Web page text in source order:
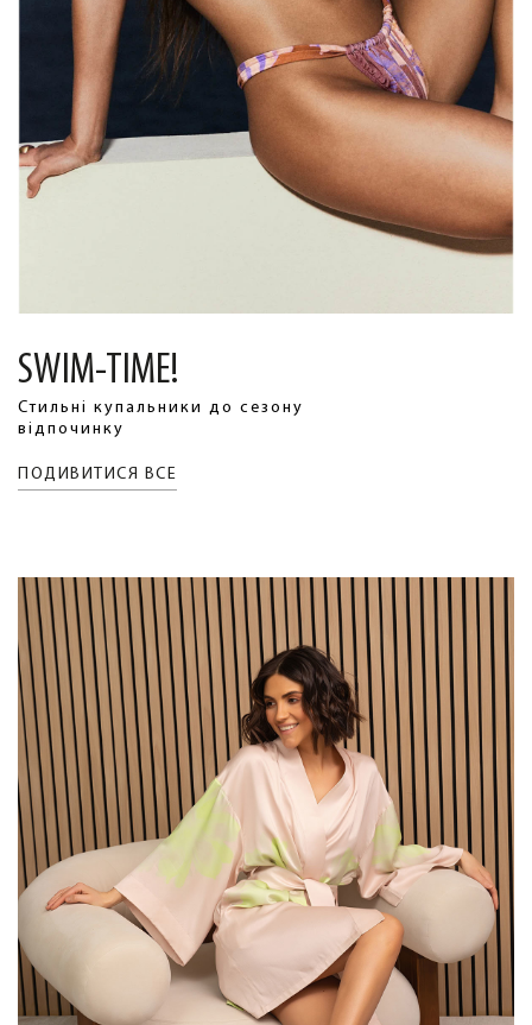
SWIM-TIME!
Стильні купальники до сезону
відпочинку
ПОДИВИТИСЯ ВСЕ